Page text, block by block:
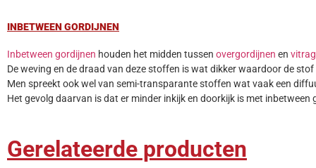
INBETWEEN GORDIJNEN
Inbetween gordijnen houden het midden tussen overgordijnen en
De weving en de draad van deze stoffen is wat dikker waardoor de
Men spreekt ook wel van semi-transparante stoffen wat vaak een
Het gevolg daarvan is dat er minder inkijk en doorkijk is met inbetween
Gerelateerde producten